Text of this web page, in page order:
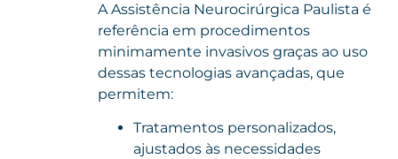
A Assistência Neurocirúrgica Paulista é
referência em procedimentos
minimamente invasivos graças ao uso
dessas tecnologias avançadas, que
permitem:
Tratamentos personalizados,
ajustados às necessidades